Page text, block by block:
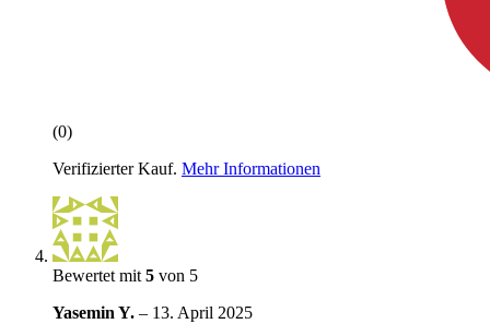
(0)
Verifizierter Kauf. Mehr Informationen
Bewertet mit 5 von 5
Yasemin Y. – 13. April 2025